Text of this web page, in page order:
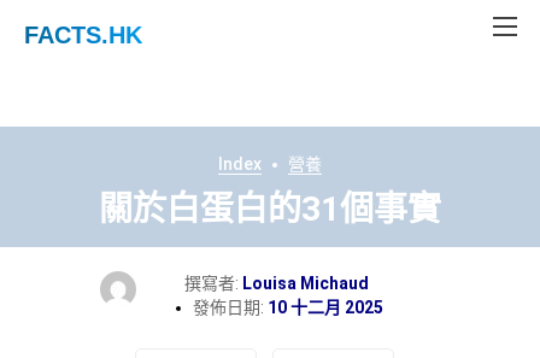
FACTS.HK
Index 營養
關於白蛋白的31個事實
撰寫者: Louisa Michaud
發佈日期: 10 十二月 2025